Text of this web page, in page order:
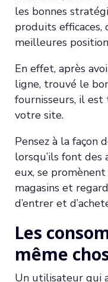
les bonnes
produits efficaces,
meilleures
En effet, après
ligne, trouvé le
fournisseurs, il est
votre site.
Pensez à la façon
lorsqu’ils font des
eux, se
magasins et
d’entrer et
Les
même
Un utilisateur qui